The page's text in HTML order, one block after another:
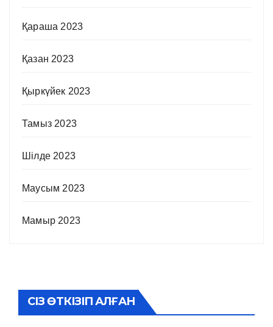
Қараша 2023
Қазан 2023
Қыркүйек 2023
Тамыз 2023
Шілде 2023
Маусым 2023
Мамыр 2023
СІЗ ӨТКІЗІП АЛҒАН